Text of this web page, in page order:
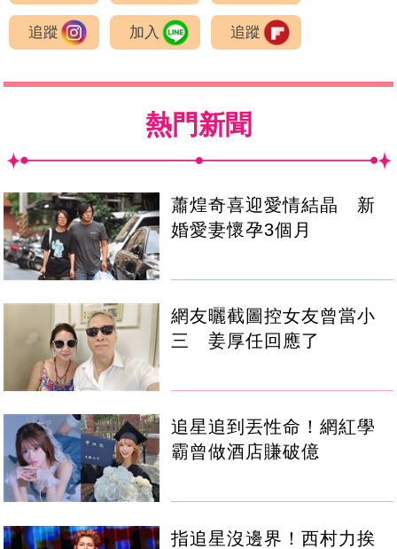
追蹤 加入 追蹤
熱門新聞
蕭煌奇喜迎愛情結晶 新
婚愛妻懷孕3個月
網友曬截圖控女友曾當小
三 姜厚任回應了
追星追到丟性命！網紅學
霸曾做酒店賺破億
指追星沒邊界！西村力挨